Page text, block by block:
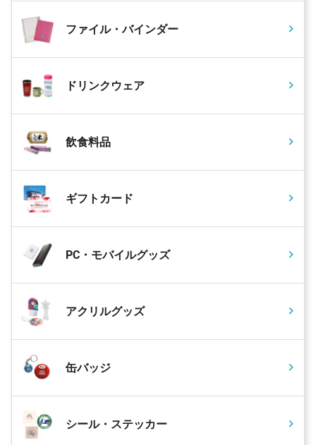
ファイル・バインダー
ドリンクウェア
飲食料品
ギフトカード
PC・モバイルグッズ
アクリルグッズ
缶バッジ
シール・ステッカー